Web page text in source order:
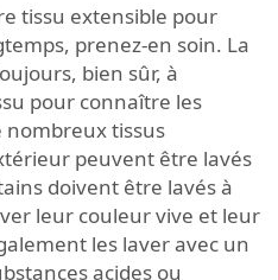
tissu extensible pour
prenez-en soin. La
bien sûr, à
pour connaître les
nombreux tissus
peuvent être lavés
doivent être lavés à
leur couleur vive et leur
les laver avec un
acides ou